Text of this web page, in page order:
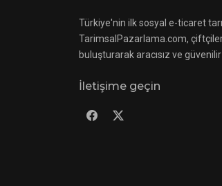
Türkiye'nin ilk sosyal e-ticaret
TarimsalPazarlama.com, çiftçiler
buluşturarak aracısız ve
İletişime geçin